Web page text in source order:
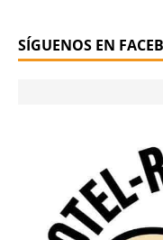
SÍGUENOS EN